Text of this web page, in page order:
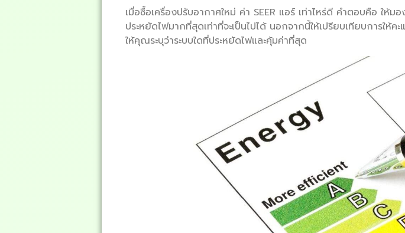
เมื่อซื้อเครื่องปรับอากาศใหม่ ค่า SEER แอร์ เท่าไหร่ดี คำตอบคือ ให้
ประหยัดไฟมากที่สุดเท่าที่จะเป็นไปได้ นอกจากนี้ให้เปรียบเทียบการให้
ให้คุณระบุว่าระบบใดที่ประหยัดไฟและคุ้มค่าที่สุด